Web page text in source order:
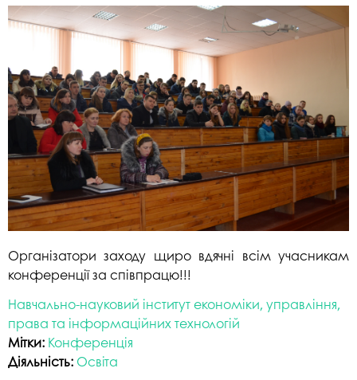
Організатори заходу щиро вдячні всім учасникам
конференції за співпрацю!!!
Навчально-науковий інститут економіки, управління,
права та інформаційних технологій
Мітки: Конференція
Діяльність: Освіта